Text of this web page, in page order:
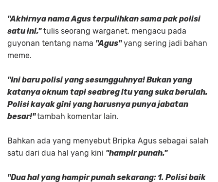
"Akhirnya nama Agus terpulihkan sama pak polisi
satu ini,"tulis seorang warganet, mengacu pada
guyonan tentang nama "Agus"yang sering jadi bahan
meme.
"Ini baru polisi yang sesungguhnya! Bukan yang
katanya oknum tapi seabreg itu yang suka berulah.
Polisi kayak gini yang harusnya punya jabatan
besar!"tambah komentar lain.
Bahkan ada yang menyebut Bripka Agus sebagai salah
satu dari dua hal yang kini "hampir punah."
"Dua hal yang hampir punah sekarang: 1. Polisi baik